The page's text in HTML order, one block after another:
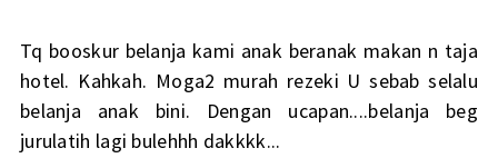
Tq booskur belanja kami anak beranak makan n taja
hotel. Kahkah. Moga2 murah rezeki U sebab selalu
belanja anak bini. Dengan ucapan....belanja beg
jurulatih lagi bulehhh dakkkk...